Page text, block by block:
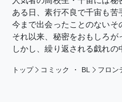
ある日、素行不良で千宙も苦
今まで出会ったことのない
それ以来、秘密をおもしろ
しかし、繰り返される戯れ
トップ コミック ・ BL フロン